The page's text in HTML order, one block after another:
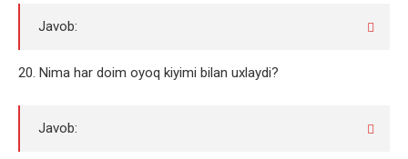
Javob:
20. Nima har doim oyoq kiyimi bilan uxlaydi?
Javob: